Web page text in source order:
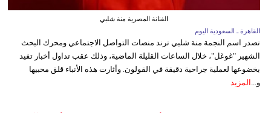
الفنانة المصرية منة شلبي
القاهرة ـ السعودية اليوم
تصدر اسم النجمة منة شلبي ترند منصات التواصل الاجتماعي ومحرك البحث
الشهير "غوغل"، خلال الساعات القليلة الماضية، وذلك عقب تداول أخبار تفيد
بخضوعها لعملية جراحية دقيقة في القولون. وأثارت هذه الأنباء قلق محبيها
و... المزيد